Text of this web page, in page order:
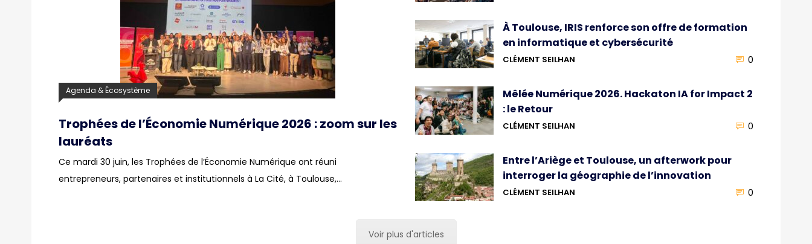
Agenda & Écosystème
Trophées de l’Économie Numérique 2026 : zoom sur les
lauréats
Ce mardi 30 juin, les Trophées de l’Économie Numérique ont réuni
entrepreneurs, partenaires et institutionnels à La Cité, à Toulouse,…
À Toulouse, IRIS renforce son offre de formation
en informatique et cybersécurité
CLÉMENT SEILHAN 0
Mêlée Numérique 2026. Hackaton IA for Impact 2
: le Retour
CLÉMENT SEILHAN 0
Entre l’Ariège et Toulouse, un afterwork pour
interroger la géographie de l’innovation
CLÉMENT SEILHAN 0
Voir plus d'articles